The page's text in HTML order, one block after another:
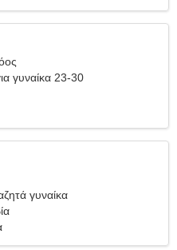
γυναίκα 23-30
γυναίκα